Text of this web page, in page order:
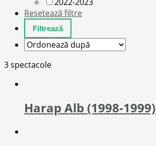
Resetează filtre
3 spectacole
Harap Alb (1998-1999)